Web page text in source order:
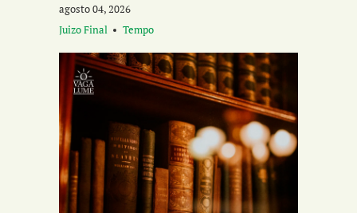
agosto 04, 2026
Juizo Final
Tempo